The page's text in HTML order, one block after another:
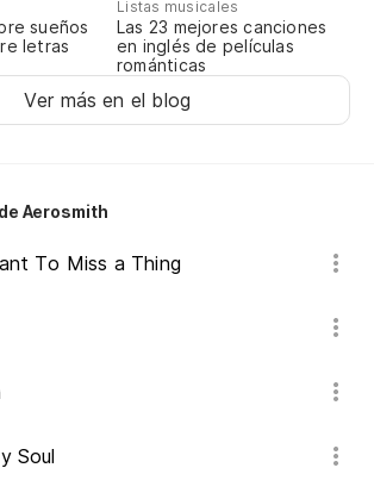
sueños
letras
Listas musicales
Las 23 mejores canciones
en inglés de películas
románticas
Ver más en el blog
Aerosmith
To Miss a Thing
Soul